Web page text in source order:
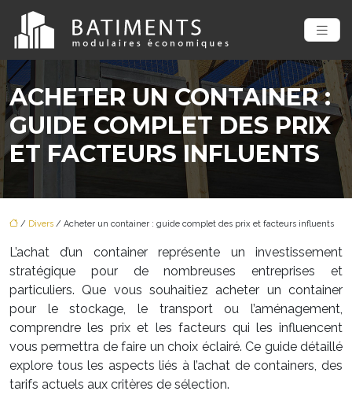
ACHETER UN CONTAINER :
GUIDE COMPLET DES PRIX
ET FACTEURS INFLUENTS
/ Divers / Acheter un container : guide complet des prix et facteurs influents
L’achat d’un container représente un investissement
stratégique pour de nombreuses entreprises et
particuliers. Que vous souhaitiez acheter un container
pour le stockage, le transport ou l’aménagement,
comprendre les prix et les facteurs qui les influencent
vous permettra de faire un choix éclairé. Ce guide détaillé
explore tous les aspects liés à l’achat de containers, des
tarifs actuels aux critères de sélection.